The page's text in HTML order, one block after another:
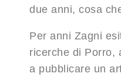
due anni, cosa
Per anni Zagni
ricerche di Porro,
a pubblicare un